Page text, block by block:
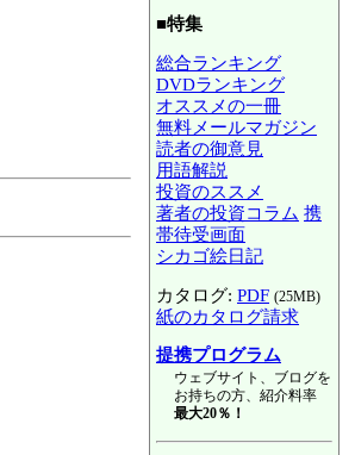
■特集
総合ランキング
DVDランキング
オススメの一冊
無料メールマガジン
読者の御意見
用語解説
投資のススメ
著者の投資コラム 携
帯待受画面
シカゴ絵日記
カタログ: PDF (25MB)
紙のカタログ請求
提携プログラム
ウェブサイト、ブログを
お持ちの方、紹介料率
最大20％！